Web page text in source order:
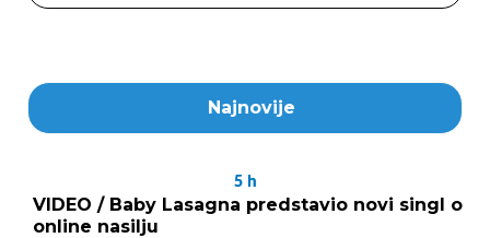
Najnovije
5 h
VIDEO / Baby Lasagna predstavio novi singl o
online nasilju